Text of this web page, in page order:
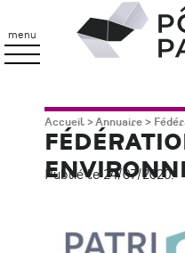
contenu
principal
menu
Patrimoine
Fil
d'Ariane
Accueil Annuaire
Publié le 24/07/2020.